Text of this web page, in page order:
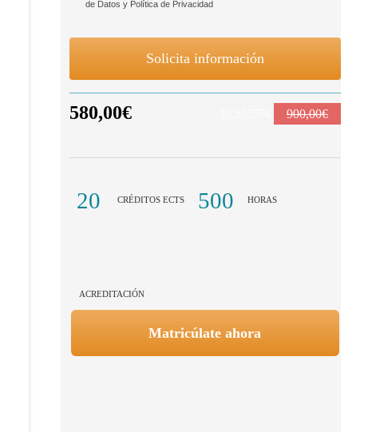
de Datos y Política de Privacidad
Solicita información
580,00€ 900,00€
20 CRÉDITOS ECTS 500 HORAS
ACREDITACIÓN
Matricúlate ahora